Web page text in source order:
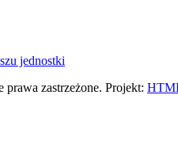
jednostki
zastrzeżone. Projekt: